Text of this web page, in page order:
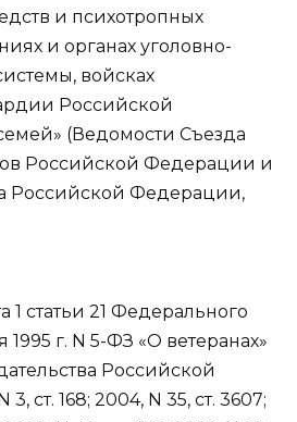
и психотропных
и органах уголовно-
войсках
Российской
(Ведомости Съезда
Российской Федерации и
Российской Федерации,
статьи 21 Федерального
1995 г. N 5-ФЗ «О ветеранах»
Российской
ст. 168; 2004, N 35, ст. 3607;